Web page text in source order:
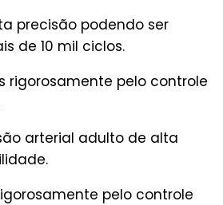
precisão podendo ser
de 10 mil ciclos.
rigorosamente pelo controle
arterial adulto de alta
pelo controle